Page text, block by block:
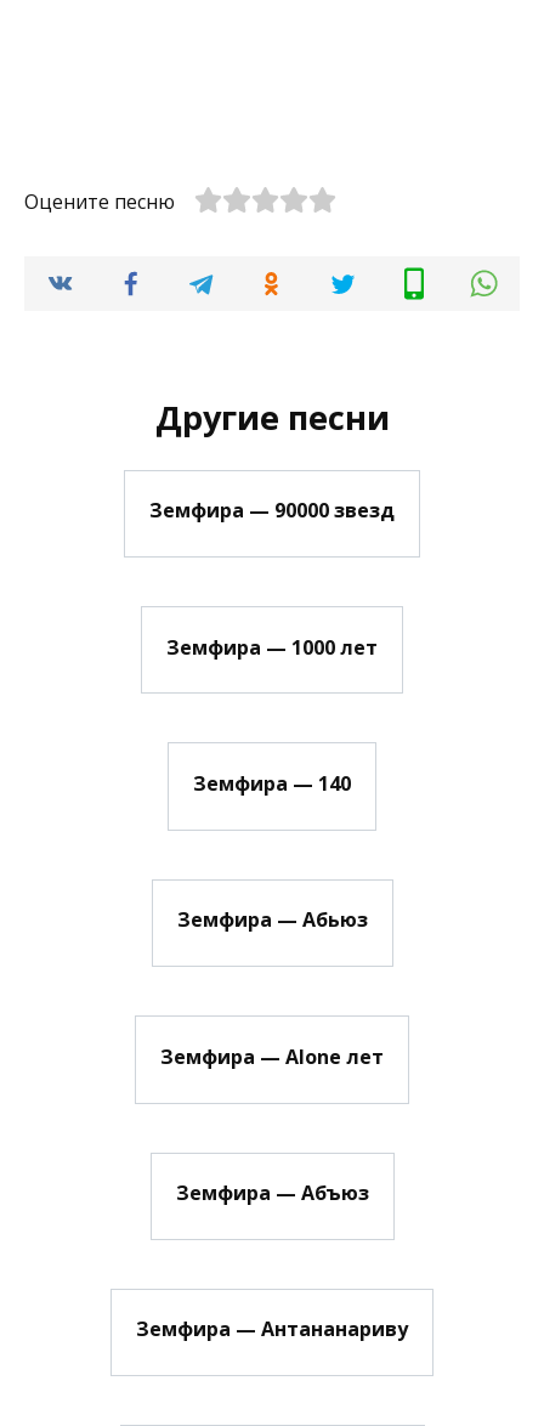
Оцените песню
Другие песни
Земфира — 90000 звезд
Земфира — 1000 лет
Земфира — 140
Земфира — Абьюз
Земфира — Alone лет
Земфира — Абъюз
Земфира — Антананариву